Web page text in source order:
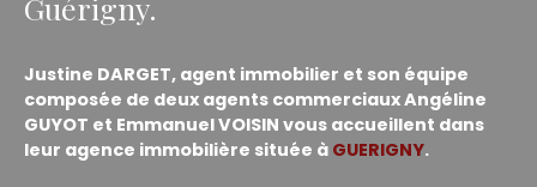
Guérigny.
Justine DARGET, agent immobilier et son équipe
composée de deux agents commerciaux Angéline
GUYOT et Emmanuel VOISIN vous accueillent dans
leur agence immobilière située à GUERIGNY.